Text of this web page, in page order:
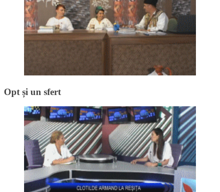
Opt și un sfert